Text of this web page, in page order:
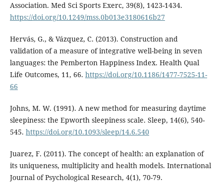
Association. Med Sci Sports Exerc, 39(8), 1423-1434.
https://doi.org/10.1249/mss.0b013e3180616b27
Hervás, G., & Vázquez, C. (2013). Construction and
validation of a measure of integrative well-being in seven
languages: the Pemberton Happiness Index. Health Qual
Life Outcomes, 11, 66. https://doi.org/10.1186/1477-7525-11-
66
Johns, M. W. (1991). A new method for measuring daytime
sleepiness: the Epworth sleepiness scale. Sleep, 14(6), 540-
545. https://doi.org/10.1093/sleep/14.6.540
Juarez, F. (2011). The concept of health: an explanation of
its uniqueness, multiplicity and health models. International
Journal of Psychological Research, 4(1), 70-79.